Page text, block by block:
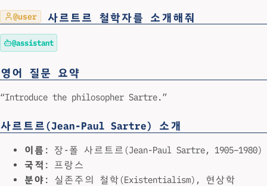
@user 사르트르 철학자를 소개해줘
@assistant
영어 질문 요약
“Introduce the philosopher Sartre.”
사르트르(Jean-Paul Sartre) 소개
이름 : 장-폴 사르트르(Jean-Paul Sartre, 1905–1980)
국적 : 프랑스
분야 : 실존주의 철학(Existentialism), 현상학